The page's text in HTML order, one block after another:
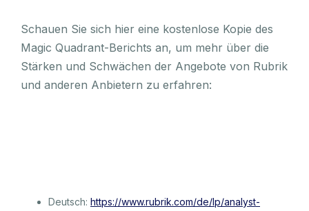
Schauen Sie sich hier eine kostenlose Kopie des
Magic Quadrant-Berichts an, um mehr über die
Stärken und Schwächen der Angebote von Rubrik
und anderen Anbietern zu erfahren:
Deutsch: https://www.rubrik.com/de/lp/analyst-